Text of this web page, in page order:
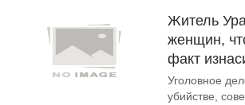
Житель
женщин,
факт
Уголовное
убийстве,